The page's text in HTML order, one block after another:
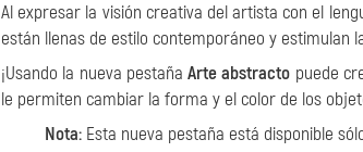
Al expresar la visión creativa del artista con el
están llenas de estilo contemporáneo y estimulan
¡Usando la nueva pestañaArte abstracto puede
le permiten cambiar la forma y el color de los
Nota: Esta nueva pestaña está disponible